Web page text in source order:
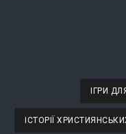
ІГРИ
ІСТОРІЇ